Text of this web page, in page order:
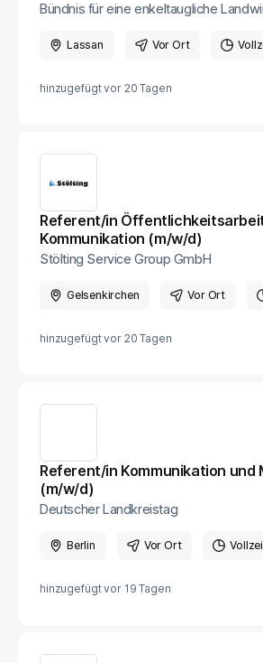
Bündnis für eine enkeltaugliche
Lassan Vor Ort
hinzugefügt vor 20 Tagen
Referent/in
Kommunikation (m/w/d)
Stölting Service Group GmbH
Gelsenkirchen Vor Ort
hinzugefügt vor 20 Tagen
Referent/in Kommunikation und
(m/w/d)
Deutscher Landkreistag
Berlin Vor Ort
hinzugefügt vor 19 Tagen